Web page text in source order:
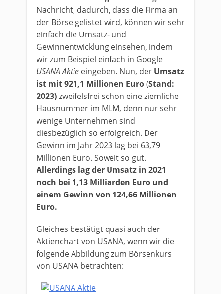
Nachricht, dadurch, dass die Firma an
der Börse gelistet wird, können wir sehr
einfach die Umsatz- und
Gewinnentwicklung einsehen, indem
wir zum Beispiel einfach in Google
USANA Aktie eingeben. Nun, der Umsatz
ist mit 921,1 Millionen Euro (Stand:
2023)zweifelsfrei schon eine ziemliche
Hausnummer im MLM, denn nur sehr
wenige Unternehmen sind
diesbezüglich so erfolgreich. Der
Gewinn im Jahr 2023 lag bei 63,79
Millionen Euro. Soweit so gut.
Allerdings lag der Umsatz in 2021
noch bei 1,13 Milliarden Euro und
einem Gewinn von 124,66 Millionen
Euro.
Gleiches bestätigt quasi auch der
Aktienchart von USANA, wenn wir die
folgende Abbildung zum Börsenkurs
von USANA betrachten: